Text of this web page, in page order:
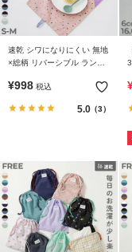
速乾 シワになりにくい 無地
×総柄 リバーシブル ランチ
¥998 税込
5.0（3）